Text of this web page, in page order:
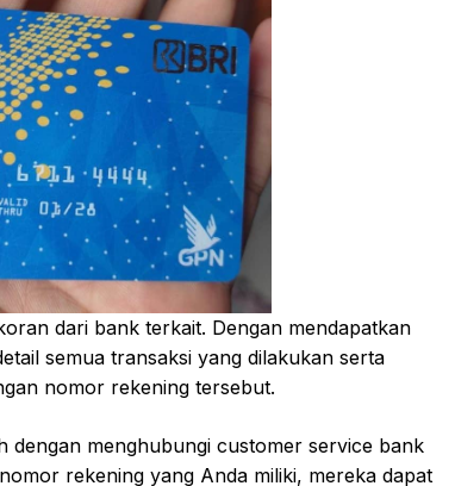
dari bank terkait. Dengan mendapatkan
semua transaksi yang dilakukan serta
nomor rekening tersebut.
dengan menghubungi customer service bank
rekening yang Anda miliki, mereka dapat